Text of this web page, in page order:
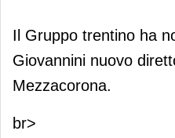
Francesco
direttore generale
Il Gruppo trentino ha
Giovannini nuovo
Mezzacorona.
br>